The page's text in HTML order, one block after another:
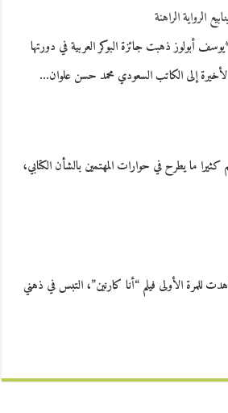
الرواية الراهنة
أبولوز ذهبت جائزة البوكر العربية في دورتها
إلى الكاتب السعودي محمد حسن علوان…
ما يطرح في حوارات المهتمين بالشأن الكتابي،
للمرة الأولى فيلم “أنا كارنين”، التبس في ذهني